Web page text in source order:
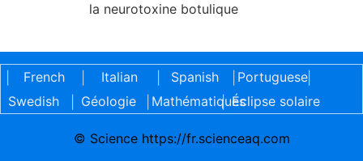
la neurotoxine botulique
French Italian Spanish Portuguese|
Swedish
Géologie Mathématiques
| Éclipse solaire
© Science https://fr.scienceaq.com